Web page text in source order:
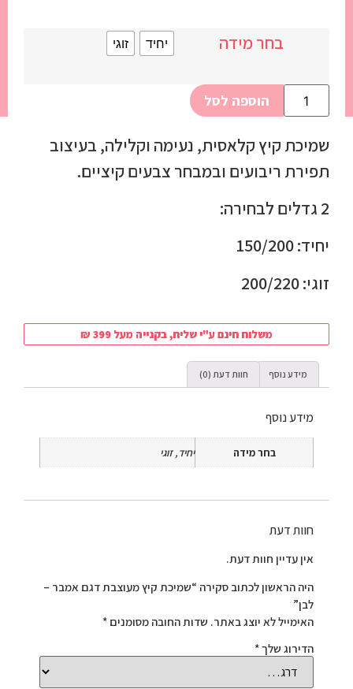
בחר מידה יחיד זוגי
הוספה לסל
שמיכת קיץ קלאסית, נעימה וקלילה, בעיצוב
תפירת ריבועים ובמבחר צבעים קיציים.
2 גדלים לבחירה:
יחיד: 150/200
זוגי: 200/220
משלוח חינם ע"י שליח, בקנייה מעל 399 ₪
מידע נוסף חוות דעת (0)
מידע נוסף
בחר מידה יחיד, זוגי
חוות דעת
אין עדיין חוות דעת.
היה הראשון לכתוב סקירה “שמיכת קיץ מעוצבת דגם אמבר –
לבן”
האימייל לא יוצג באתר. שדות החובה מסומנים *
הדירוג שלך*